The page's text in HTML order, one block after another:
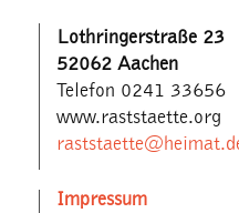
Lothringerstraße 23
52062 Aachen
Telefon 0241 33656
www.raststaette.org
Impressum